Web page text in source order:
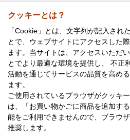
クッキーとは？
「Cookie」とは、文字列が記入され
とで、ウェブサイトにアクセスした
ます。当サイトは、アクセスいただ
とでより最適な環境を提供し、 不正
活動を通じてサービスの品質を高め
ます。
ご使用されているブラウザがクッキ
は、「お買い物かごに商品を追加す
能をご利用できませんので、ブラウ
推奨します。